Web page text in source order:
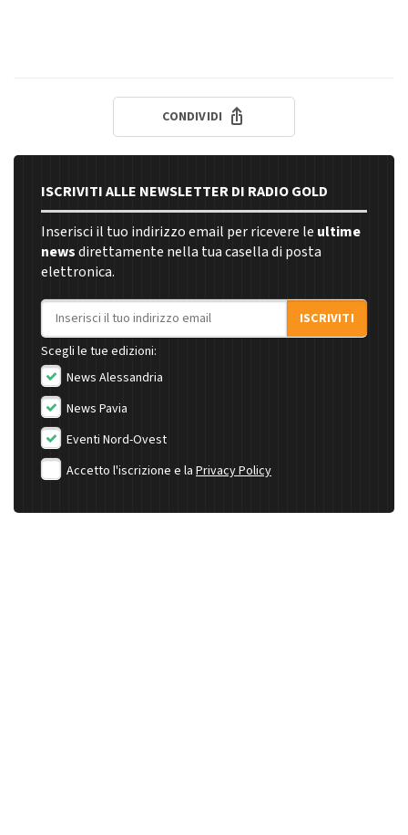
CONDIVIDI
ISCRIVITI ALLE NEWSLETTER DI RADIO GOLD
Inserisci il tuo indirizzo email per ricevere le ultime
newsdirettamente nella tua casella di posta
elettronica.
Indirizzo email
ISCRIVITI
Scegli le tue edizioni:
News Alessandria
News Pavia
Eventi Nord-Ovest
Accetto l'iscrizione e la Privacy Policy